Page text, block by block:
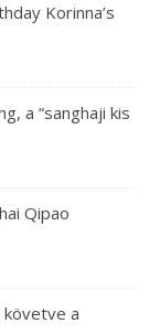
Korinna’s
a “sanghaji kis
Qipao
követve a